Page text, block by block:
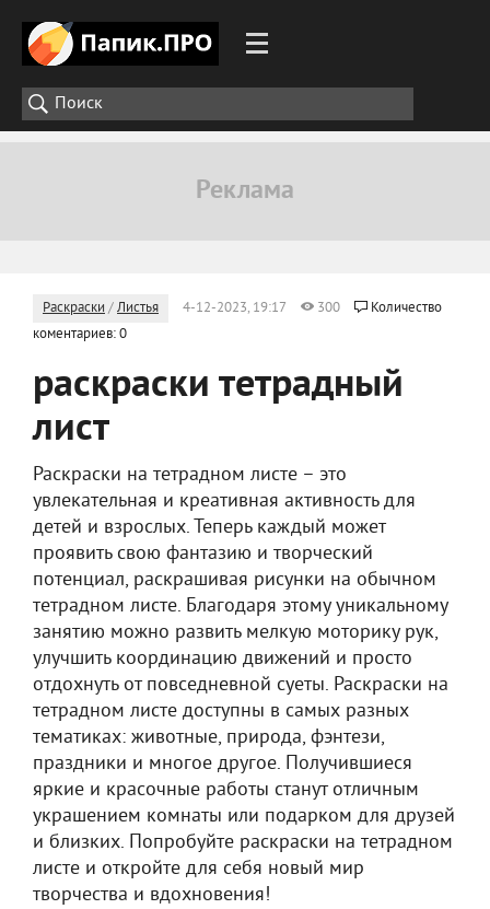
Раскраски /Листья 4-12-2023, 19:17 300
Количество
коментариев: 0
раскраски тетрадный
лист
Раскраски на тетрадном листе – это
увлекательная и креативная активность для
детей и взрослых. Теперь каждый может
проявить свою фантазию и творческий
потенциал, раскрашивая рисунки на обычном
тетрадном листе. Благодаря этому уникальному
занятию можно развить мелкую моторику рук,
улучшить координацию движений и просто
отдохнуть от повседневной суеты. Раскраски на
тетрадном листе доступны в самых разных
тематиках: животные, природа, фэнтези,
праздники и многое другое. Получившиеся
яркие и красочные работы станут отличным
украшением комнаты или подарком для друзей
и близких. Попробуйте раскраски на тетрадном
листе и откройте для себя новый мир
творчества и вдохновения!